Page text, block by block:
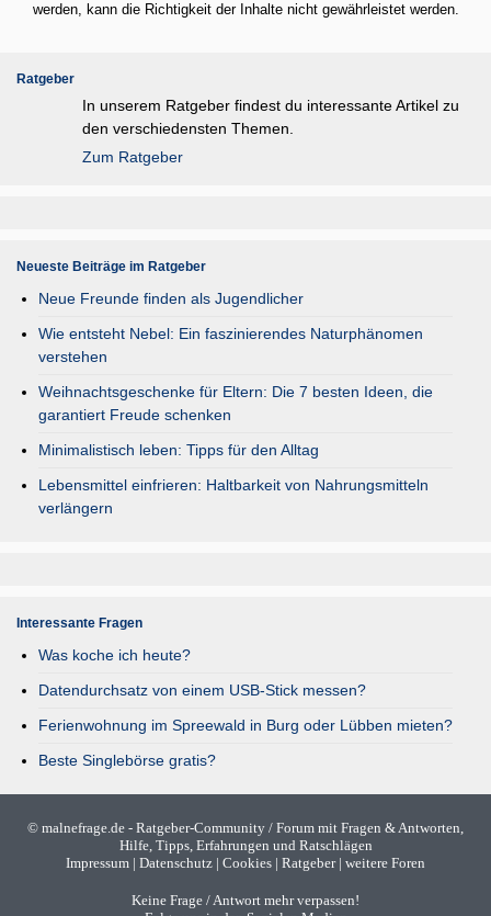
werden, kann die Richtigkeit der Inhalte nicht gewährleistet werden.
Ratgeber
In unserem Ratgeber findest du interessante Artikel zu
den verschiedensten Themen.
Zum Ratgeber
Neueste Beiträge im Ratgeber
Neue Freunde finden als Jugendlicher
Wie entsteht Nebel: Ein faszinierendes Naturphänomen
verstehen
Weihnachtsgeschenke für Eltern: Die 7 besten Ideen, die
garantiert Freude schenken
Minimalistisch leben: Tipps für den Alltag
Lebensmittel einfrieren: Haltbarkeit von Nahrungsmitteln
verlängern
Interessante Fragen
Was koche ich heute?
Datendurchsatz von einem USB-Stick messen?
Ferienwohnung im Spreewald in Burg oder Lübben mieten?
Beste Singlebörse gratis?
© malnefrage.de - Ratgeber-Community / Forum mit Fragen & Antworten,
Hilfe, Tipps, Erfahrungen und Ratschlägen
Impressum | Datenschutz | Cookies | Ratgeber| weitere Foren
Keine Frage / Antwort mehr verpassen!